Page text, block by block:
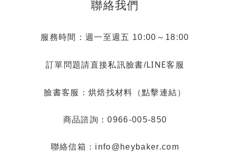
聯絡我們
服務時間：週一至週五 10:00～18:00
訂單問題請直接私訊臉書/LINE客服
臉書客服： 烘焙找材料（點擊連結）
商品諮詢：0966-005-850
聯絡信箱：info@heybaker.com